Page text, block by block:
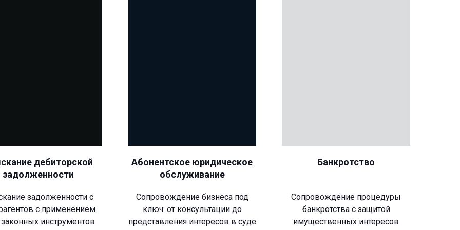
дебиторской
задолженности
задолженности с
с применением
инструментов
Абонентское юридическое
обслуживание
Сопровождение бизнеса под
ключ: от консультации до
представления интересов в суде
Банкротство
Сопровождение процедуры
банкротства с защитой
имущественных интересов